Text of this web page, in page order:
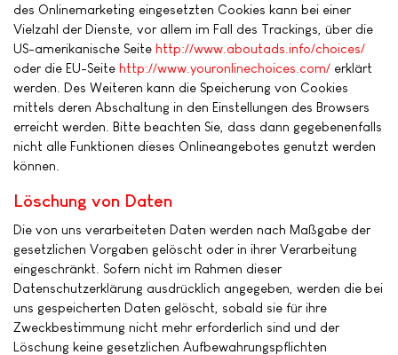
des Onlinemarketing eingesetzten Cookies kann bei einer
Vielzahl der Dienste, vor allem im Fall des Trackings, über die
US-amerikanische Seite http://www.aboutads.info/choices/
oder die EU-Seite http://www.youronlinechoices.com/ erklärt
werden. Des Weiteren kann die Speicherung von Cookies
mittels deren Abschaltung in den Einstellungen des Browsers
erreicht werden. Bitte beachten Sie, dass dann gegebenenfalls
nicht alle Funktionen dieses Onlineangebotes genutzt werden
können.
Löschung von Daten
Die von uns verarbeiteten Daten werden nach Maßgabe der
gesetzlichen Vorgaben gelöscht oder in ihrer Verarbeitung
eingeschränkt. Sofern nicht im Rahmen dieser
Datenschutzerklärung ausdrücklich angegeben, werden die bei
uns gespeicherten Daten gelöscht, sobald sie für ihre
Zweckbestimmung nicht mehr erforderlich sind und der
Löschung keine gesetzlichen Aufbewahrungspflichten